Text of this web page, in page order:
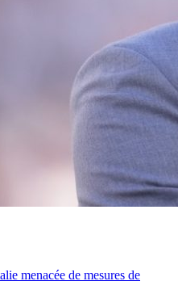
menacée de mesures de